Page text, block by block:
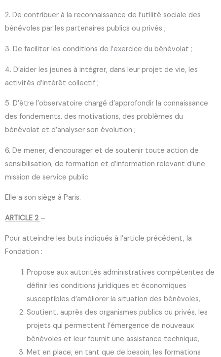
2. De contribuer à la reconnaissance de l’utilité sociale des
bénévoles par les partenaires publics ou privés ;
3. De faciliter les conditions de l’exercice du bénévolat ;
4. D’aider les jeunes à intégrer, dans leur projet de vie, les
activités d’intérêt collectif ;
5. D’être l’observatoire chargé d’approfondir la connaissance
des fondements, des motivations, des problèmes du
bénévolat et d’analyser son évolution ;
6. De mener, d’encourager et de soutenir toute action de
sensibilisation, de formation et d’information relevant d’une
mission de service public.
Elle a son siège à Paris.
ARTICLE 2 –
Pour atteindre les buts indiqués à l’article précédent, la
Fondation :
Propose aux autorités administratives compétentes de
définir les conditions juridiques et économiques
susceptibles d’améliorer la situation des bénévoles,
Soutient, auprès des organismes publics ou privés, les
projets qui permettent l’émergence de nouveaux
bénévoles et leur fournit une assistance technique,
Met en place, en tant que de besoin, les formations